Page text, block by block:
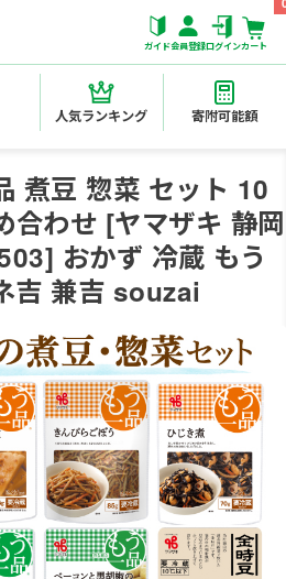
ガイド会員登録ログインカート
人気ランキング 寄附可能額
煮豆 惣菜 セット 10
合わせ [ヤマザキ 静岡
おかず 冷蔵 もう
吉 兼吉 souzai